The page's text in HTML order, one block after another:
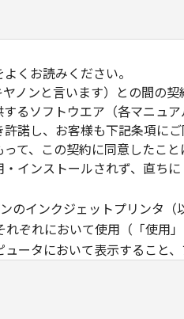
くお読みください。
ノンと言います）との間の契
るソフトウエア（各マニュ
諾し、お客様も下記条項にご
て、この契約に同意したこと
インストールされず、直ち
のインクジェットプリンタ
ぞれにおいて使用（「使用
ータにおいて表示すること